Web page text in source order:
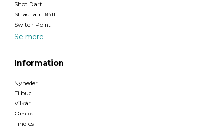
Shot Dart
Stracham 6811
Switch Point
Se mere
Information
Nyheder
Tilbud
Vilkår
Om os
Find os